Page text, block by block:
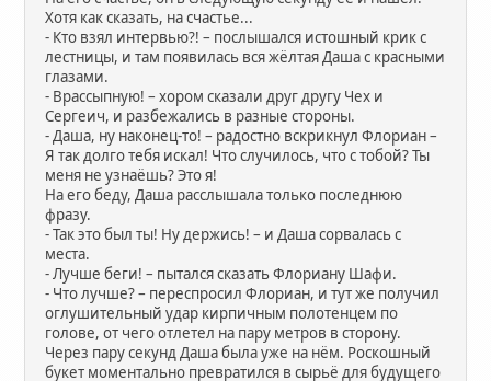
Хотя как сказать, на счастье...
- Кто взял интервью?! – послышался истошный крик с
лестницы, и там появилась вся жёлтая Даша с красными
глазами.
- Врассыпную! – хором сказали друг другу Чех и
Сергеич, и разбежались в разные стороны.
- Даша, ну наконец-то! – радостно вскрикнул Флориан –
Я так долго тебя искал! Что случилось, что с тобой? Ты
меня не узнаёшь? Это я!
На его беду, Даша расслышала только последнюю
фразу.
- Так это был ты! Ну держись! – и Даша сорвалась с
места.
- Лучше беги! – пытался сказать Флориану Шафи.
- Что лучше? – переспросил Флориан, и тут же получил
оглушительный удар кирпичным полотенцем по
голове, от чего отлетел на пару метров в сторону.
Через пару секунд Даша была уже на нём. Роскошный
букет моментально превратился в сырьё для будущего